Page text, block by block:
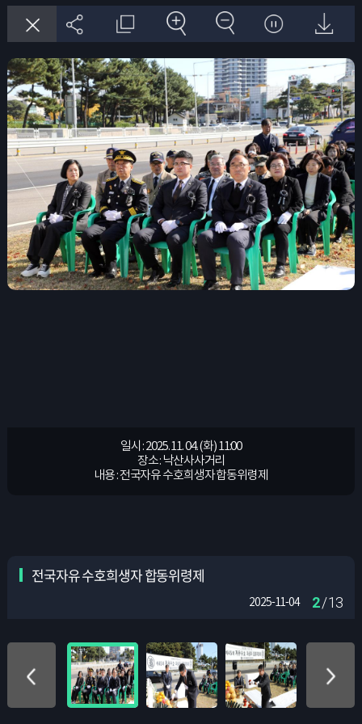
일시 : 2025. 11. 04. (화) 11:00
장소 : 낙산사사거리
내용 : 전국자유 수호희생자 합동위령제
일시 : 2025. 11. 04. (화) 11:00
장소 : 낙산사사거리
내용 : 전국자유 수호희생자 합동위령제
일시 : 2025. 11. 04. (화) 11:00
장소 : 낙산사사거리
내용 : 전국자유 수호희생자 합동위령제
일시 : 2025. 11. 04. (화) 11:00
장소 : 낙산사사거리
내용 : 전국자유 수호희생자 합동위령제
일시 : 2025. 11. 04. (화) 11:00
장소 : 낙산사사거리
내용 : 전국자유 수호희생자 합동위령제
일시 : 2025. 11. 04. (화) 11:00
장소 : 낙산사사거리
내용 : 전국자유 수호희생자 합동위령제
일시 : 2025. 11. 04. (화) 11:00
장소 : 낙산사사거리
내용 : 전국자유 수호희생자 합동위령제
일시 : 2025. 11. 04. (화) 11:00
장소 : 낙산사사거리
내용 : 전국자유 수호희생자 합동위령제
일시 : 2025. 11. 04. (화) 11:00
장소 : 낙산사사거리
내용 : 전국자유 수호희생자 합동위령제
일시 : 2025. 11. 04. (화) 11:00
장소 : 낙산사사거리
내용 : 전국자유 수호희생자 합동위령제
일시 : 2025. 11. 04. (화) 11:00
장소 : 낙산사사거리
내용 : 전국자유 수호희생자 합동위령제
일시 : 2025. 11. 04. (화) 11:00
장소 : 낙산사사거리
내용 : 전국자유 수호희생자 합동위령제
일시 : 2025. 11. 04. (화) 11:00
장소 : 낙산사사거리
내용 : 전국자유 수호희생자 합동위령제
전국자유 수호희생자 합동위령제
2025-11-04 2/ 13